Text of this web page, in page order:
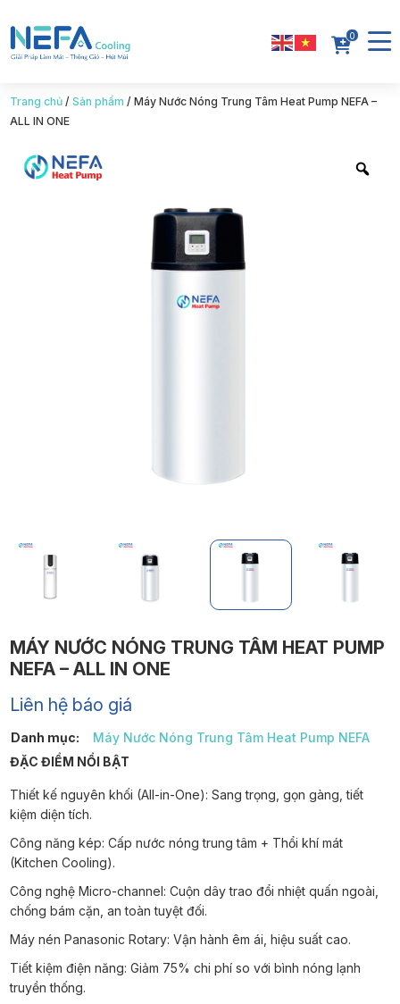
0
Trang chủ/ Sản phẩm / Máy Nước Nóng Trung Tâm Heat Pump NEFA –
ALL IN ONE
MÁY NƯỚC NÓNG TRUNG TÂM HEAT PUMP
NEFA – ALL IN ONE
Liên hệ báo giá
Danh mục:
Máy Nước Nóng Trung Tâm Heat Pump NEFA
ĐẶC ĐIỂM NỔI BẬT
Thiết kế nguyên khối (All-in-One): Sang trọng, gọn gàng, tiết
kiệm diện tích.
Công năng kép: Cấp nước nóng trung tâm + Thổi khí mát
(Kitchen Cooling).
Công nghệ Micro-channel: Cuộn dây trao đổi nhiệt quấn ngoài,
chống bám cặn, an toàn tuyệt đối.
Máy nén Panasonic Rotary: Vận hành êm ái, hiệu suất cao.
Tiết kiệm điện năng: Giảm 75% chi phí so với bình nóng lạnh
truyền thống.